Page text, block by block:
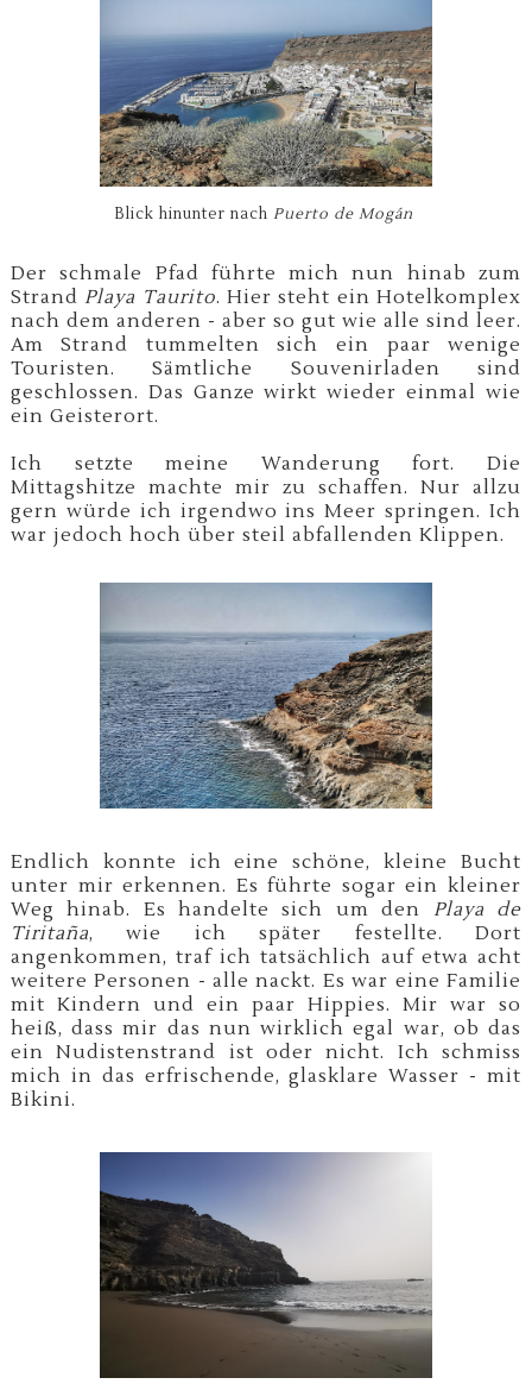
Blick hinunter nach Puerto de Mogán
Der schmale Pfad führte mich nun hinab zum
StrandPlaya Taurito. Hier steht ein Hotelkomplex
nach dem anderen - aber so gut wie alle sind leer.
Am Strand tummelten sich ein paar wenige
Touristen. Sämtliche Souvenirladen sind
geschlossen. Das Ganze wirkt wieder einmal wie
ein Geisterort.
Ich setzte meine Wanderung fort. Die
Mittagshitze machte mir zu schaffen. Nur allzu
gern würde ich irgendwo ins Meer springen. Ich
war jedoch hoch über steil abfallenden Klippen.
Endlich konnte ich eine schöne, kleine Bucht
unter mir erkennen. Es führte sogar ein kleiner
Weg hinab. Es handelte sich um den Playa de
Tiritaña, wie ich später festellte. Dort
angenkommen, traf ich tatsächlich auf etwa acht
weitere Personen - alle nackt. Es war eine Familie
mit Kindern und ein paar Hippies. Mir war so
heiß, dass mir das nun wirklich egal war, ob das
ein Nudistenstrand ist oder nicht. Ich schmiss
mich in das erfrischende, glasklare Wasser - mit
Bikini.